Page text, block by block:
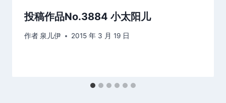
投稿作品No.3884 小太阳儿
作者 泉儿伊 2015 年 3 月 19 日